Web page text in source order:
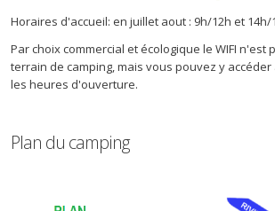
Horaires d'accueil: en juillet aout : 9h/12h et 14h/
Par choix commercial et écologique le WIFI n'est
terrain de camping, mais vous pouvez y
les heures d'ouverture.
Plan du camping